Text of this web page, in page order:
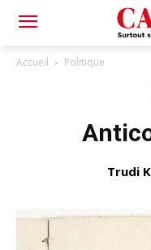
Accueil Politique
Trudi